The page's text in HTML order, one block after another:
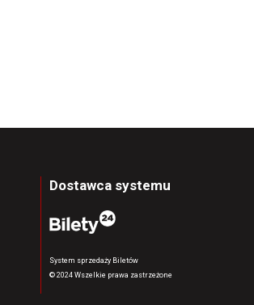
Dostawca systemu
System sprzedaży Biletów
© 2024 Wszelkie prawa zastrzeżone